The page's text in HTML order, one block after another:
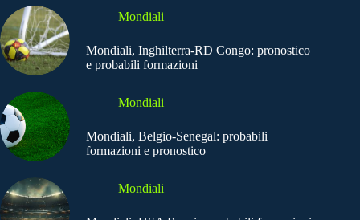
Mondiali
Mondiali, Inghilterra-RD Congo: pronostico
e probabili formazioni
Mondiali
Mondiali, Belgio-Senegal: probabili
formazioni e pronostico
Mondiali